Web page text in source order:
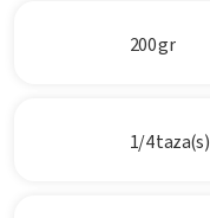
200 gr
1/4 taza(s)